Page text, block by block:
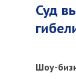
Суд
Шоу-